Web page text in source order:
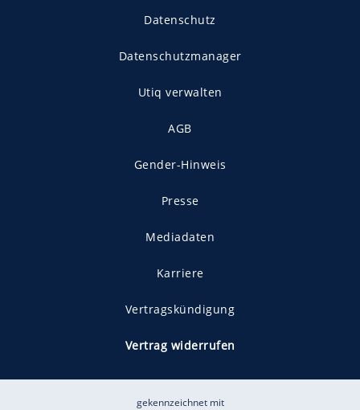
Datenschutz
Datenschutzmanager
Utiq verwalten
AGB
Gender-Hinweis
Presse
Mediadaten
Karriere
Vertragskündigung
Vertrag widerrufen
gekennzeichnet mit